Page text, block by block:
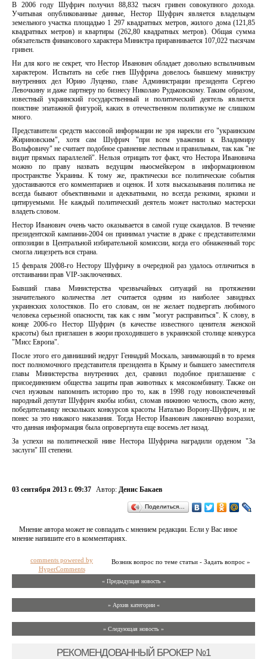
В 2006 году Шуфрич получил 88,832 тысяч гривен совокупного дохода.
Учитывая опубликованные данные, Нестор Шуфрич является владельцем
земельного участка площадью 1 297 квадратных метров, жилого дома (121,85
квадратных метров) и квартиры (262,80 квадратных метров). Общая сумма
обязательств финансового характера Министра приравнивается 107,022 тысячам
гривен.
Ни для кого не секрет, что Нестор Иванович обладает довольно вспыльчивым
характером. Испытать на себе гнев Шуфрича довелось бывшему министру
внутренних дел Юрию Луценко, главе Администрации президента Сергею
Левочкину и даже партнеру по бизнесу Николаю Рудьковскому. Таким образом,
известный украинский государственный и политический деятель является
поистине эпатажной фигурой, каких в отечественном политикуме не слишком
много.
Представители средств массовой информации не зря нарекли его "украинским
Жириновским", хотя сам Шуфрич "при всем уважении к Владимиру
Вольфовичу" не считает подобное сравнение лестным и правильным, так как "не
видит прямых параллелей". Нельзя отрицать тот факт, что Нестора Ивановича
можно по праву назвать ведущим ньюсмейкером в информационном
пространстве Украины. К тому же, практически все политические события
удостаиваются его комментариев и оценок. И хотя высказывания политика не
всегда бывают объективными и адекватными, но всегда резкими, яркими и
цитируемыми. Не каждый политический деятель может настолько мастерски
владеть словом.
Нестор Иванович очень часто оказывается в самой гуще скандалов. В течение
президентской кампании-2004 он принимал участие в драке с представителями
оппозиции в Центральной избирательной комиссии, когда его обнаженный торс
смогла лицезреть вся страна.
15 февраля 2008-го Нестору Шуфричу в очередной раз удалось отличиться в
отстаивании прав VIP-заключенных.
Бывший глава Министерства чрезвычайных ситуаций на протяжении
значительного количества лет считается одним из наиболее завидных
украинских холостяков. По его словам, он не желает подвергать любимого
человека серьезной опасности, так как с ним "могут расправиться". К слову, в
конце 2006-го Нестор Шуфрич (в качестве известного ценителя женской
красоты) был приглашен в жюри проходившего в украинской столице конкурса
"Мисс Европа".
После этого его давнишний недруг Геннадий Москаль, занимающий в то время
пост полномочного представителя президента в Крыму и бывшего заместителя
главы Министерства внутренних дел, сравнил подобное приглашение с
присоединением общества защиты прав животных к мясокомбинату. Также он
счел нужным напомнить историю про то, как в 1998 году новоиспеченный
народный депутат Шуфрич якобы избил, сломав нижнюю челюсть, свою жену,
победительницу нескольких конкурсов красоты Наталью Ворону-Шуфрич, и не
понес за это никакого наказания. Тогда Нестор Иванович лаконично возразил,
что данная информация была опровергнута еще восемь лет назад.
За успехи на политической ниве Нестора Шуфрича наградили орденом "За
заслуги" III степени.
03 сентября 2013 г. 09:37 Автор: Денис Бакаев
Поделиться…
Мнение автора может не совпадать с мнением редакции. Если у Вас иное
мнение напишите его в комментариях.
Возник вопрос по теме статьи - Задать вопрос »
comments powered by
HyperComments
« Предыдущая новость «
» Архив категории «
» Следующая новость »
РЕКОМЕНДОВАННЫЙ БРОКЕР №1